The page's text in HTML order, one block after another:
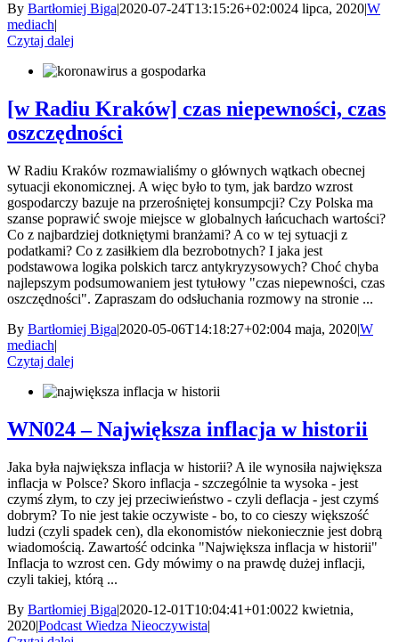
By Bartłomiej Biga|2020-07-24T13:15:26+02:0024 lipca, 2020|W
mediach|
Czytaj dalej
[w Radiu Kraków] czas niepewności, czas
oszczędności
W Radiu Kraków rozmawialiśmy o głównych wątkach obecnej
sytuacji ekonomicznej. A więc było to tym, jak bardzo wzrost
gospodarczy bazuje na przerośniętej konsumpcji? Czy Polska ma
szanse poprawić swoje miejsce w globalnych łańcuchach wartości?
Co z najbardziej dotkniętymi branżami? A co w tej sytuacji z
podatkami? Co z zasiłkiem dla bezrobotnych? I jaka jest
podstawowa logika polskich tarcz antykryzysowych? Choć chyba
najlepszym podsumowaniem jest tytułowy "czas niepewności, czas
oszczędności". Zapraszam do odsłuchania rozmowy na stronie ...
By Bartłomiej Biga|2020-05-06T14:18:27+02:004 maja, 2020|W
mediach|
Czytaj dalej
WN024 – Największa inflacja w historii
Jaka była największa inflacja w historii? A ile wynosiła największa
inflacja w Polsce? Skoro inflacja - szczególnie ta wysoka - jest
czymś złym, to czy jej przeciwieństwo - czyli deflacja - jest czymś
dobrym? To nie jest takie oczywiste - bo, to co cieszy większość
ludzi (czyli spadek cen), dla ekonomistów niekoniecznie jest dobrą
wiadomością. Zawartość odcinka "Największa inflacja w historii"
Inflacja to wzrost cen. Gdy mówimy o na prawdę dużej inflacji,
czyli takiej, którą ...
By Bartłomiej Biga|2020-12-01T10:04:41+01:0022 kwietnia,
2020|Podcast Wiedza Nieoczywista|